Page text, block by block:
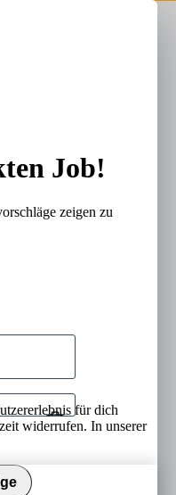
Job!
zeigen zu
für dich
widerrufen. In unserer